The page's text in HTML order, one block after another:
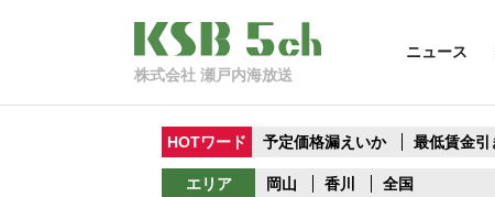
株式会社 瀬戸内海放送
ニュース
HOTワード 予定価格漏えいか 最低賃金引
エリア 岡山 香川 全国